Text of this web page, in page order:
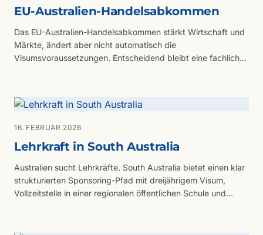
EU-Australien-Handelsabkommen
Das EU-Australien-Handelsabkommen stärkt Wirtschaft und
Märkte, ändert aber nicht automatisch die
Visumsvoraussetzungen. Entscheidend bleibt eine fachlich
16. FEBRUAR 2026
Lehrkraft in South Australia
Australien sucht Lehrkräfte. South Australia bietet einen klar
strukturierten Sponsoring-Pfad mit dreijährigem Visum,
Vollzeitstelle in einer regionalen öffentlichen Schule und